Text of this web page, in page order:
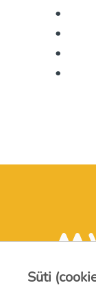
•
•
•
•
Süti